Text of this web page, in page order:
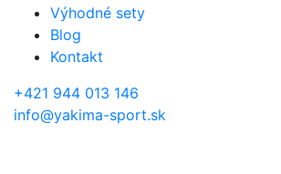
Výhodné sety
Blog
Kontakt
+421 944 013 146
info@yakima-sport.sk